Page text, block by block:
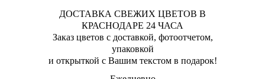
ДОСТАВКА СВЕЖИХ ЦВЕТОВ В
КРАСНОДАРЕ 24 ЧАСА
Заказ цветов с доставкой, фотоотчетом,
упаковкой
и открыткой с Вашим текстом в подарок!